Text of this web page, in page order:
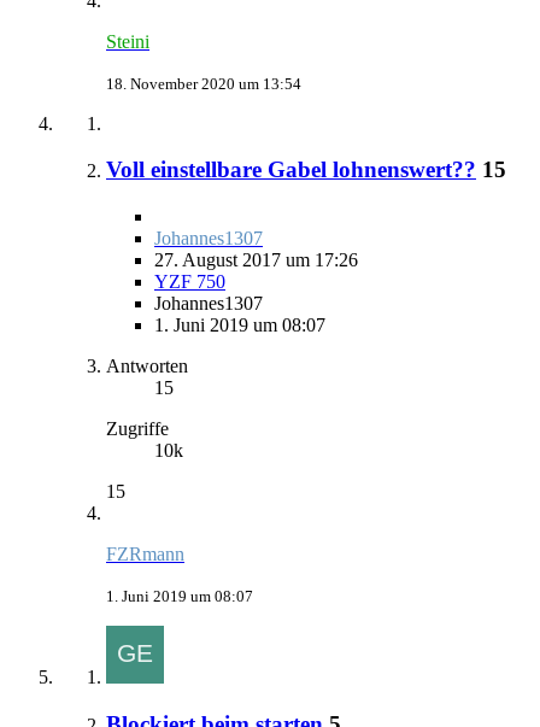
Steini
18. November 2020 um 13:54
Voll einstellbare Gabel lohnenswert?? 15
Johannes1307
27. August 2017 um 17:26
YZF 750
Johannes1307
1. Juni 2019 um 08:07
Antworten
15
Zugriffe
10k
15
FZRmann
1. Juni 2019 um 08:07